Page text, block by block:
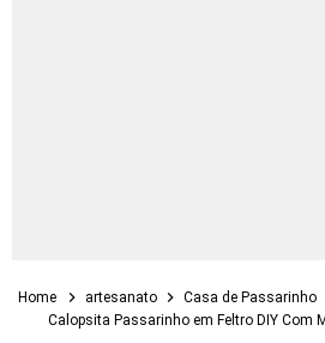
Home artesanato Casa de Passarinho
Calopsita Passarinho em Feltro DIY Com